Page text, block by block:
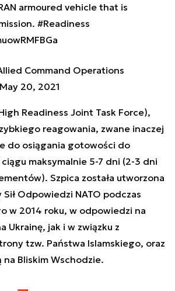
armoured vehicle that is
#Readiness
Command Operations
May 20, 2021
Readiness Joint Task Force),
reagowania, zwane inaczej
do osiągania gotowości do
maksymalnie 5-7 dni (2-3 dni
Szpica została utworzona
Odpowiedzi NATO podczas
w 2014 roku, w odpowiedzi na
Ukrainę, jak i w związku z
tzw. Państwa Islamskiego, oraz
na Bliskim Wschodzie.